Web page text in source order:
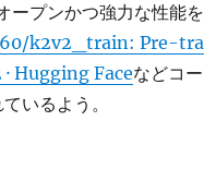
プンかつ強力な性能
k2v2_train: Pre-
Hugging Faceなどコ
いるよう。